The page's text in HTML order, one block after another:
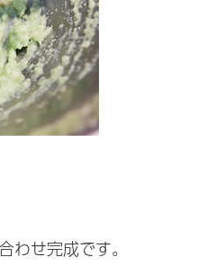
わせ完成です。